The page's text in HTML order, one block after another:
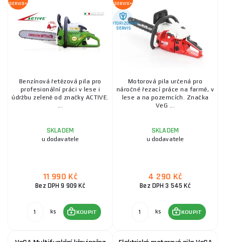
SERVIS+
Benzínová řetězová pila pro
profesionální práci v lese i
údržbu zeleně od značky ACTIVE.
...
SKLADEM
u dodavatele
11 990 Kč
Bez DPH 9 909 Kč
ks KOUPIT
SERVIS+
AUTORIZOVANÝ
SERVIS
Motorová pila určená pro
náročné řezací práce na farmě, v
lese a na pozemcích. Značka
VeG ...
SKLADEM
u dodavatele
4 290 Kč
Bez DPH 3 545 Kč
ks KOUPIT